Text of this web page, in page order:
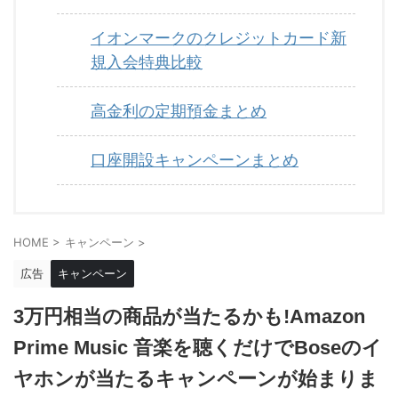
イオンマークのクレジットカード新
規入会特典比較
高金利の定期預金まとめ
口座開設キャンペーンまとめ
HOME > キャンペーン >
広告 キャンペーン
3万円相当の商品が当たるかも!Amazon
Prime Music 音楽を聴くだけでBoseのイ
ヤホンが当たるキャンペーンが始まりま